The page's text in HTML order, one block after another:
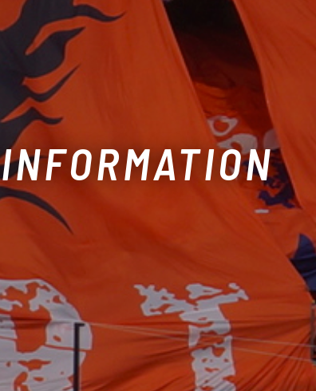
INFORMATION